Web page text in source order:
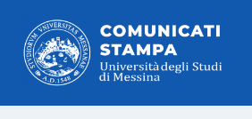
contenuto